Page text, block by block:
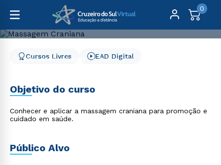
0
Cursos Livres Saúde Massagem Craniana
Cursos Livres EAD Digital
Objetivo do curso
Conhecer e aplicar a massagem craniana para promoção e
cuidado em saúde.
Público Alvo